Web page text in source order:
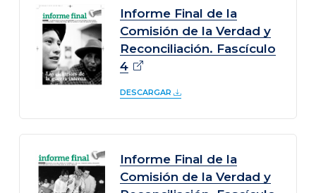
Informe Final de la
Comisión de la Verdad y
Reconciliación. Fascículo
4
DESCARGAR
Informe Final de la
Comisión de la Verdad y